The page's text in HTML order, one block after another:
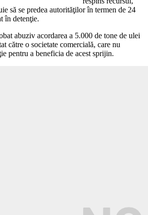
să se predea autorităţilor în termen de 24
în detenţie.
abuziv acordarea a 5.000 de tone de ulei
către o societate comercială, care nu
pentru a beneficia de acest sprijin.